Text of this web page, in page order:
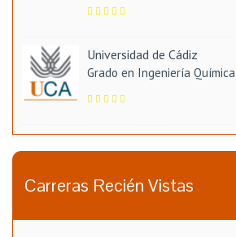
Universidad de Cádiz
Grado en Ingeniería Química
Carreras Recién Vistas